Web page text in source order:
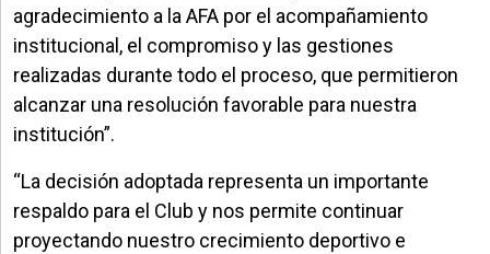
agradecimiento a la AFA por el acompañamiento
institucional, el compromiso y las gestiones
realizadas durante todo el proceso, que permitieron
alcanzar una resolución favorable para nuestra
institución”.
“La decisión adoptada representa un importante
respaldo para el Club y nos permite continuar
proyectando nuestro crecimiento deportivo e